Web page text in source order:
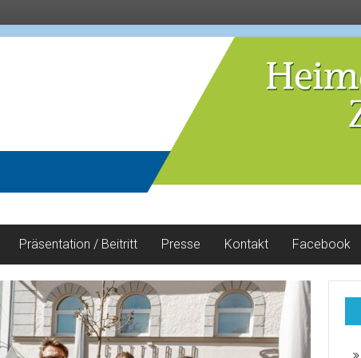
Präsentation / Beitritt Presse Kontakt Facebook